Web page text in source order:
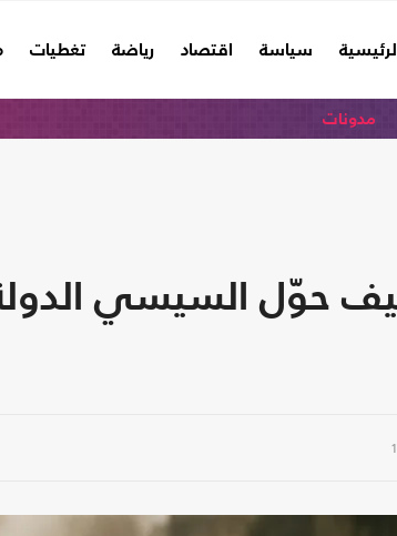
الرئيسية
(current) سياسة اقتصاد رياضة تغطيات
مدونات
حوّل السيسي